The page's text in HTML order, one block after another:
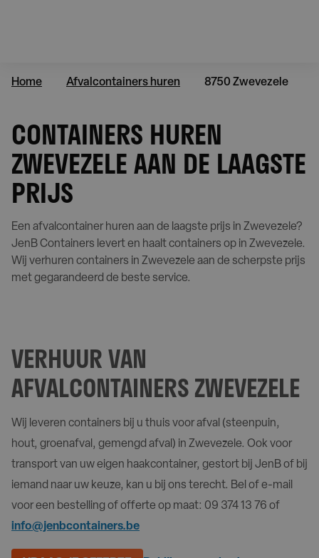
Home Afvalcontainers huren 8750 Zwevezele
CONTAINERS HUREN
ZWEVEZELE AAN DE LAAGSTE
PRIJS
Een afvalcontainer huren aan de laagste prijs in Zwevezele?
JenB Containers levert en haalt containers op in Zwevezele.
Wij verhuren containers in Zwevezele aan de scherpste prijs
met gegarandeerd de beste service.
VERHUUR VAN
AFVALCONTAINERS ZWEVEZELE
Wij leveren containers bij u thuis voor afval (steenpuin,
hout, groenafval, gemengd afval) in Zwevezele. Ook voor
transport van uw eigen haakcontainer, gestort bij JenB of bij
iemand naar uw keuze, kan u bij ons terecht. Bel of e-mail
voor een bestelling of offerte op maat: 09 374 13 76 of
info@jenbcontainers.be